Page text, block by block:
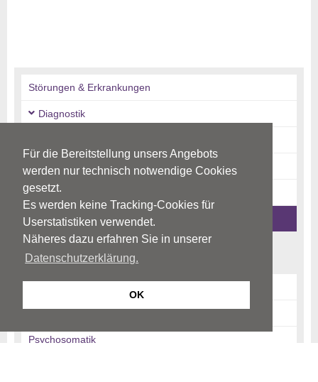
Für die Bereitstellung unsers Angebots
werden nur technisch notwendige Cookies
gesetzt.
Es werden keine Tracking-Cookies für
Userstatistiken verwendet.
Näheres dazu erfahren Sie in unserer
Datenschutzerklärung.
OK
Störungen & Erkrankungen
Diagnostik
Risikofaktoren
News-Archiv
Ratgeber-Archiv
Begriffe
Psychosomatik